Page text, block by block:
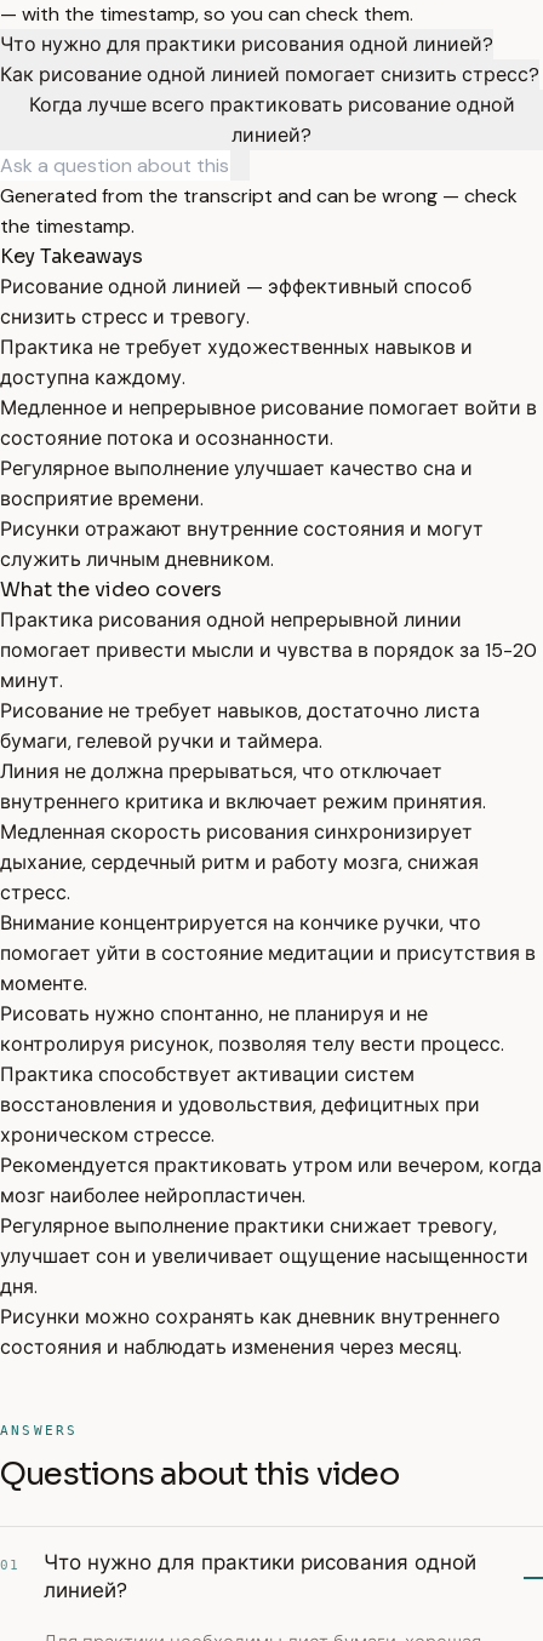
— with the timestamp, so you can check them.
Что нужно для практики рисования одной линией?
Как рисование одной линией помогает снизить стресс?
Когда лучше всего практиковать рисование одной
линией?
Generated from the transcript and can be wrong — check
the timestamp.
Key Takeaways
Рисование одной линией — эффективный способ
снизить стресс и тревогу.
Практика не требует художественных навыков и
доступна каждому.
Медленное и непрерывное рисование помогает войти в
состояние потока и осознанности.
Регулярное выполнение улучшает качество сна и
восприятие времени.
Рисунки отражают внутренние состояния и могут
служить личным дневником.
What the video covers
Практика рисования одной непрерывной линии
помогает привести мысли и чувства в порядок за 15-20
минут.
Рисование не требует навыков, достаточно листа
бумаги, гелевой ручки и таймера.
Линия не должна прерываться, что отключает
внутреннего критика и включает режим принятия.
Медленная скорость рисования синхронизирует
дыхание, сердечный ритм и работу мозга, снижая
стресс.
Внимание концентрируется на кончике ручки, что
помогает уйти в состояние медитации и присутствия в
моменте.
Рисовать нужно спонтанно, не планируя и не
контролируя рисунок, позволяя телу вести процесс.
Практика способствует активации систем
восстановления и удовольствия, дефицитных при
хроническом стрессе.
Рекомендуется практиковать утром или вечером, когда
мозг наиболее нейропластичен.
Регулярное выполнение практики снижает тревогу,
улучшает сон и увеличивает ощущение насыщенности
дня.
Рисунки можно сохранять как дневник внутреннего
состояния и наблюдать изменения через месяц.
ANSWERS
Questions about this video
01
Что нужно для практики рисования одной
линией?